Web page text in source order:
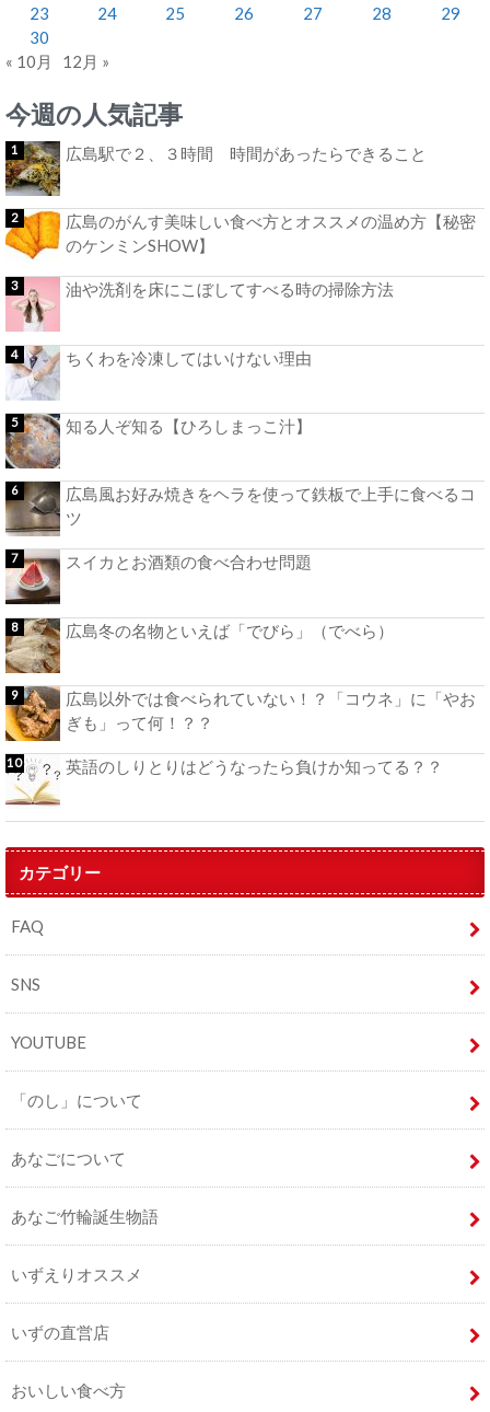
23
24 25 26 27 28
29
30
« 10月
12月 »
今週の人気記事
広島駅で２、３時間 時間があったらできること
広島のがんす美味しい食べ方とオススメの温め方【秘密
のケンミンSHOW】
油や洗剤を床にこぼしてすべる時の掃除方法
ちくわを冷凍してはいけない理由
知る人ぞ知る【ひろしまっこ汁】
広島風お好み焼きをヘラを使って鉄板で上手に食べるコ
ツ
スイカとお酒類の食べ合わせ問題
広島冬の名物といえば「でびら」（でべら）
広島以外では食べられていない！？「コウネ」に「やお
ぎも」って何！？？
英語のしりとりはどうなったら負けか知ってる？？
カテゴリー
FAQ
SNS
YOUTUBE
「のし」について
あなごについて
あなご竹輪誕生物語
いずえりオススメ
いずの直営店
おいしい食べ方